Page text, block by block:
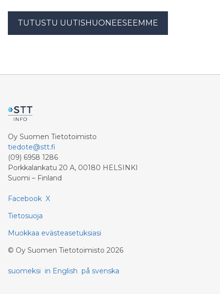
TUTUSTU UUTISHUONEESEEMME
Oy Suomen Tietotoimisto
tiedote@stt.fi
(09) 6958 1286
Porkkalankatu 20 A, 00180 HELSINKI
Suomi – Finland
Facebook X
Tietosuoja
Muokkaa evästeasetuksiasi
© Oy Suomen Tietotoimisto 2026
suomeksi in English på svenska